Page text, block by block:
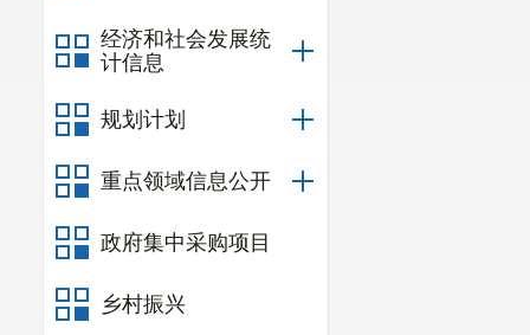
经济和社会发展统
计信息
规划计划
重点领域信息公开
政府集中采购项目
乡村振兴